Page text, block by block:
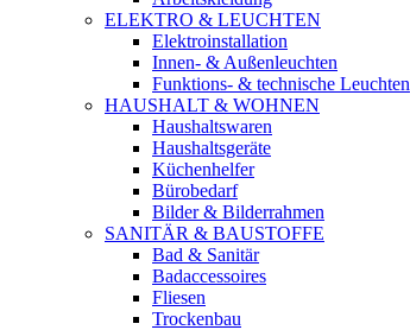
ELEKTRO & LEUCHTEN
Elektroinstallation
Innen- & Außenleuchten
Funktions- & technische Leuchten
HAUSHALT & WOHNEN
Haushaltswaren
Haushaltsgeräte
Küchenhelfer
Bürobedarf
Bilder & Bilderrahmen
SANITÄR & BAUSTOFFE
Bad & Sanitär
Badaccessoires
Fliesen
Trockenbau